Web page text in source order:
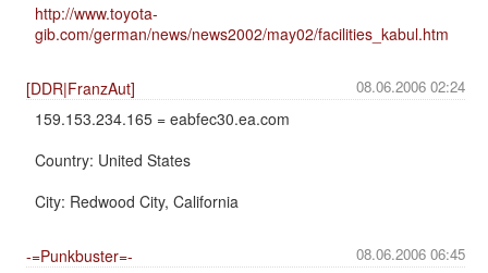
http://www.toyota-
gib.com/german/news/news2002/may02/facilities_kabul.htm
08.06.2006 02:24
[DDR|FranzAut]
159.153.234.165 = eabfec30.ea.com
Country: United States
City: Redwood City, California
08.06.2006 06:45
-=Punkbuster=-